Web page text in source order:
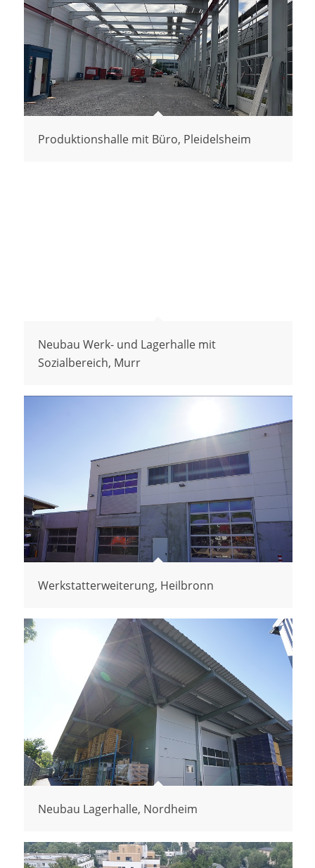
Produktionshalle mit Büro, Pleidelsheim
Neubau Werk- und Lagerhalle mit
Sozialbereich, Murr
Werkstatterweiterung, Heilbronn
Neubau Lagerhalle, Nordheim